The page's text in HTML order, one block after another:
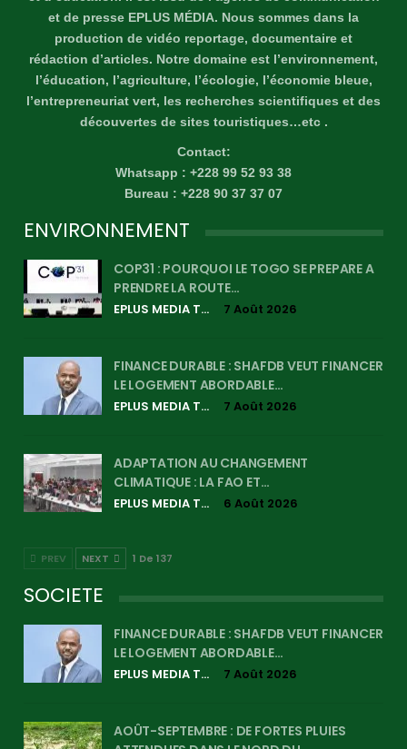
et de presse EPLUS MÉDIA. Nous sommes dans la
production de vidéo reportage, documentaire et
rédaction d’articles. Notre domaine est l’environnement,
l’éducation, l’agriculture, l’écologie, l’économie bleue,
l’entrepreneuriat vert, les recherches scientifiques et des
découvertes de sites touristiques…etc .
Contact:
Whatsapp : +228 99 52 93 38
Bureau : +228 90 37 37 07
ENVIRONNEMENT
COP31 : POURQUOI LE TOGO SE PREPARE A
PRENDRE LA ROUTE…
EPLUS MEDIA TV 7 Août 2026
FINANCE DURABLE : SHAFDB VEUT FINANCER
LE LOGEMENT ABORDABLE…
EPLUS MEDIA TV 7 Août 2026
ADAPTATION AU CHANGEMENT
CLIMATIQUE : LA FAO ET…
EPLUS MEDIA TV 6 Août 2026
PREV NEXT 1 De 137
SOCIETE
FINANCE DURABLE : SHAFDB VEUT FINANCER
LE LOGEMENT ABORDABLE…
EPLUS MEDIA TV 7 Août 2026
AOÛT-SEPTEMBRE : DE FORTES PLUIES